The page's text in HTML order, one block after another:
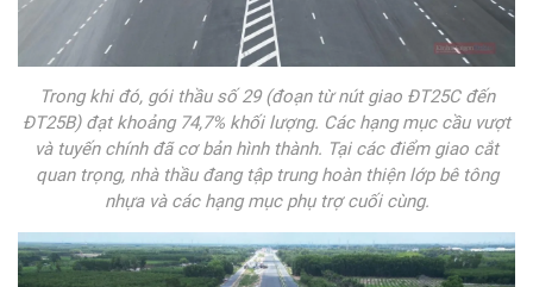
Trong khi đó, gói thầu số 29 (đoạn từ nút giao ĐT25C đến
ĐT25B) đạt khoảng 74,7% khối lượng. Các hạng mục cầu vượt
và tuyến chính đã cơ bản hình thành. Tại các điểm giao cắt
quan trọng, nhà thầu đang tập trung hoàn thiện lớp bê tông
nhựa và các hạng mục phụ trợ cuối cùng.